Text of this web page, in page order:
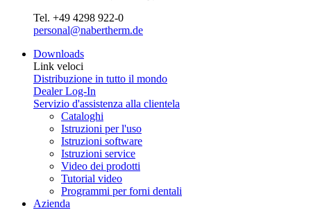
Tel. +49 4298 922-0
personal@nabertherm.de
Downloads
Link veloci
Distribuzione in tutto il mondo
Dealer Log-In
Servizio d'assistenza alla clientela
Cataloghi
Istruzioni per l'uso
Istruzioni software
Istruzioni service
Video dei prodotti
Tutorial video
Programmi per forni dentali
Azienda